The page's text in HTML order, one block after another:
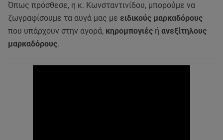
Όπως πρόσθεσε, η κ. Κωνσταντινίδου, μπορούμε να
ζωγραφίσουμε τα αυγά μας με ειδικούς μαρκαδόρους
που υπάρχουν στην αγορά, κηρομπογιές ή ανεξίτηλους
μαρκαδόρους.